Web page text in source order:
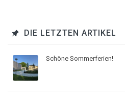
DIE LETZTEN ARTIKEL
Schöne Sommerferien!